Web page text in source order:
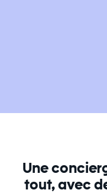
Une
tout, avec